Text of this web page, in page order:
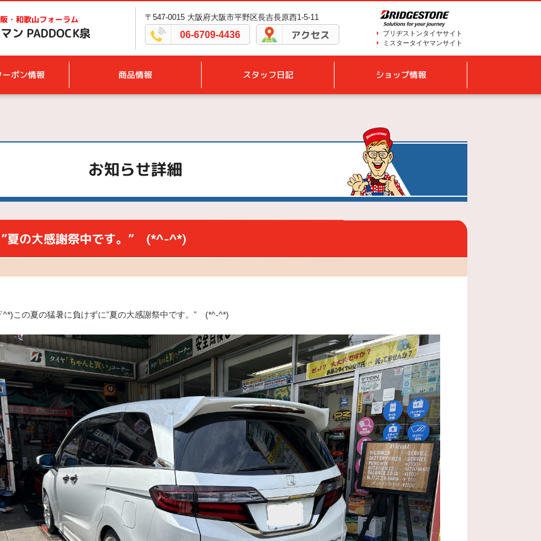
・和歌山フォーラム
ン PADDOCK泉
〒547-0015 大阪府大阪市平野区長吉長原西1-5-11
06-6709-4436 アクセス
ブリヂストンタイヤサイト
ミスタータイヤマンサイト
ポン情報 商品情報 スタッフ日記 ショップ情報
お知らせ詳細
夏の大感謝祭中です。” (*^-^*)
この夏の猛暑に負けずに”夏の大感謝祭中です。” (*^-^*)